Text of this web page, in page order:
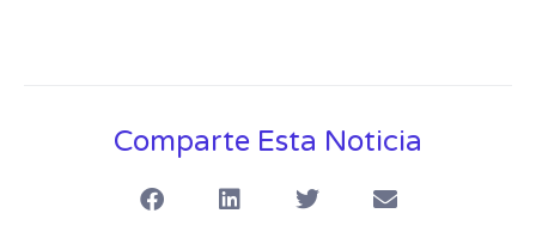
Comparte Esta Noticia